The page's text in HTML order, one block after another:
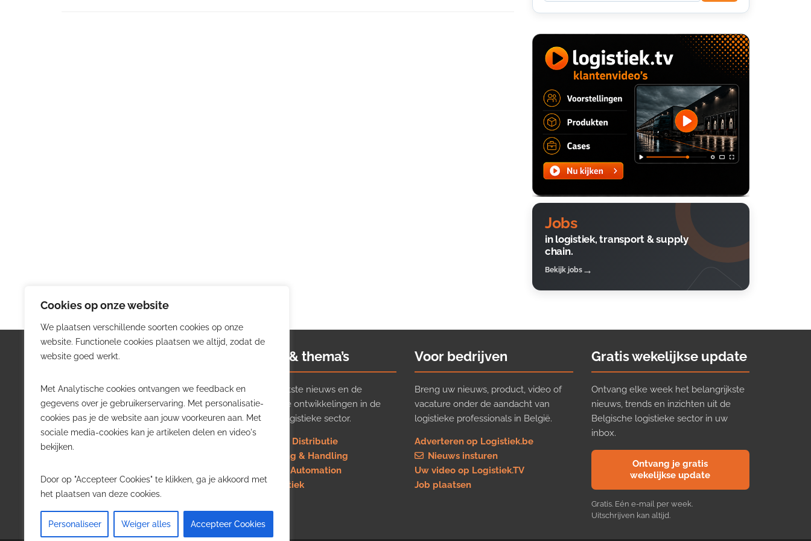
Cookies op onze website
We plaatsen verschillende soorten cookies op onze
website. Functionele cookies plaatsen we altijd, zodat de
website goed werkt.
Met Analytische cookies ontvangen we feedback en
gegevens over je gebruikerservaring. Met personalisatie-
cookies pas je de website aan jouw voorkeuren aan. Met
sociale media-cookies kan je artikelen delen en video's
bekijken.
Door op "Accepteer Cookies" te klikken, ga je akkoord met
het plaatsen van deze cookies.
Personaliseer Weiger alles Accepteer Cookies
Jobs
in logistiek, transport & supply
chain.
Bekijk jobs
Logistiek.be
Logistiek.be brengt dagelijks nieuws,
trends en praktijkverhalen over
transport, warehousing, supply chain
en automatisering in België.
willen volgen.
Nieuws & thema’s
Volg het laatste nieuws en de
belangrijkste ontwikkelingen in de
Belgische logistieke sector.
Transport & Distributie
Warehousing & Handling
Software & Automation
Job in logistiek
Voor bedrijven
Breng uw nieuws, product, video of
vacature onder de aandacht van
logistieke professionals in België.
Adverteren op Logistiek.be
Nieuws insturen
Uw video op Logistiek.TV
Job plaatsen
Gratis wekelijkse update
Ontvang elke week het belangrijkste
nieuws, trends en inzichten uit de
Belgische logistieke sector in uw
inbox.
Ontvang je gratis
wekelijkse update
Gratis. Eén e-mail per week.
Uitschrijven kan altijd.